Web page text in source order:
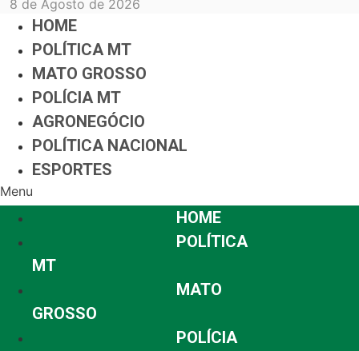
8 de Agosto de 2026
HOME
POLÍTICA MT
MATO GROSSO
POLÍCIA MT
AGRONEGÓCIO
POLÍTICA NACIONAL
ESPORTES
Menu
HOME
POLÍTICA
MT
MATO
GROSSO
POLÍCIA